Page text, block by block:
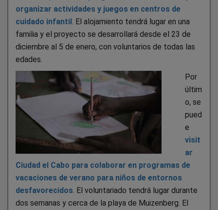
organizar actividades y juegos en centros de
cuidado infantil . El alojamiento tendrá lugar en una
familia y el proyecto se desarrollará desde el 23 de
diciembre al 5 de enero, con voluntarios de todas las
edades.
Por
últim
o, se
pued
e
visit
ar
Ciudad el Cabo para colaborar en programas de
vacaciones de verano para niños de entornos
desfavorecidos . El voluntariado tendrá lugar durante
dos semanas y cerca de la playa de Muizenberg. El